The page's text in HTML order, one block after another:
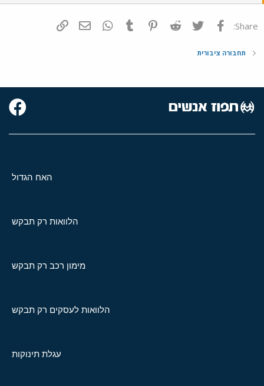
Share: פייסבוק Twitter
Reddit
Pinterest
Tumblr
WhatsAppדואר אלקטרוני
תחבורה ציבורית
האח הגדול
הלוואות רק תבקש
מימון רכב רק תבקש
הלוואות לעסקים רק תבקש
עגלת תינוקות